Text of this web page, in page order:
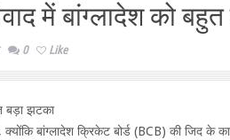
में बांग्लादेश को
0 Like
बड़ा झटका
बांग्लादेश क्रिकेट बोर्ड (BCB) की जिद के